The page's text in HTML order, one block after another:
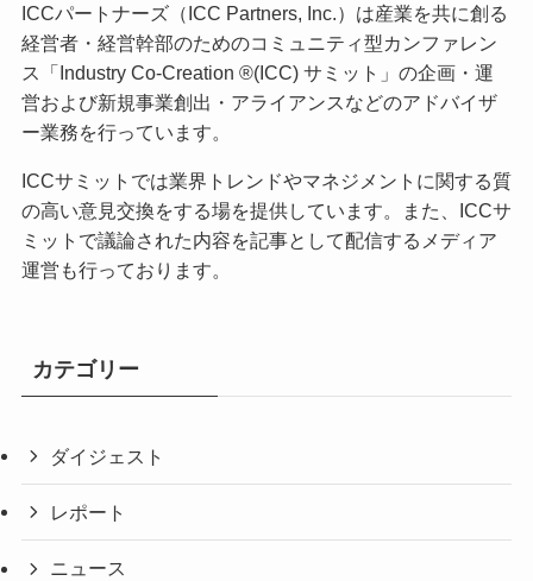
ICCパートナーズ（ICC Partners, Inc.）は産業を共に創る
経営者・経営幹部のためのコミュニティ型カンファレン
ス「Industry Co-Creation ®(ICC) サミット」の企画・運
営および新規事業創出・アライアンスなどのアドバイザ
ー業務を行っています。
ICCサミットでは業界トレンドやマネジメントに関する質
の高い意見交換をする場を提供しています。また、ICCサ
ミットで議論された内容を記事として配信するメディア
運営も行っております。
カテゴリー
ダイジェスト
レポート
ニュース